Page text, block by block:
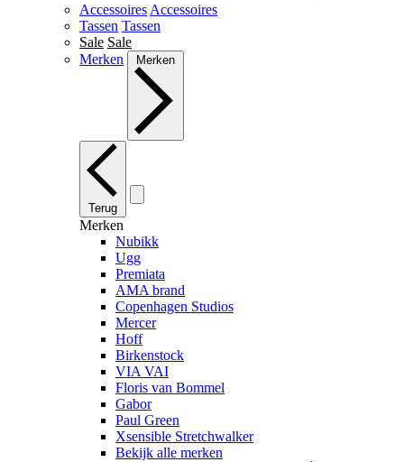
Accessoires Accessoires
Tassen Tassen
Sale Sale
Merken
Merken
Terug
Merken
Nubikk
Ugg
Premiata
AMA brand
Copenhagen Studios
Mercer
Hoff
Birkenstock
VIA VAI
Floris van Bommel
Gabor
Paul Green
Xsensible Stretchwalker
Bekijk alle merken